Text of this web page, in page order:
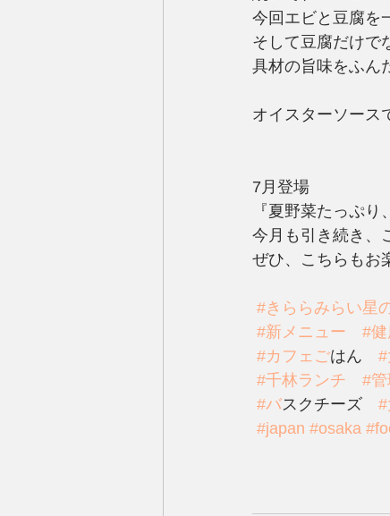
今回エビと豆腐を
そして豆腐だけで
具材の旨味をふん
オイスターソース
7月登場
『夏野菜たっぷ
今月も引き続き、
ぜひ、こちらもお
#きららみらい星
#新メニュー
#
#カフェごはん
#千林ランチ
#
#バスクチーズ
#japan #osaka